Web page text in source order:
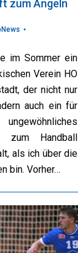
zum Angeln
im Sommer ein
Verein HO
der nicht nur
auch ein für
Handball
als ich über die
bin. Vorher…